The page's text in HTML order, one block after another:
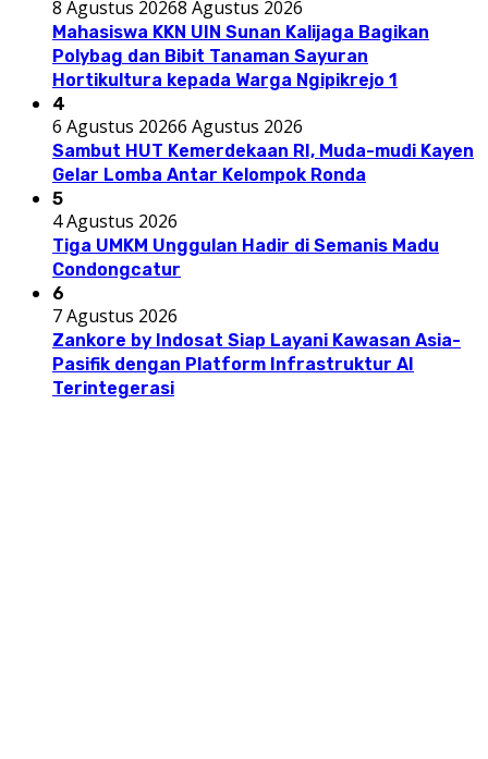
8 Agustus 20268 Agustus 2026
Mahasiswa KKN UIN Sunan Kalijaga Bagikan
Polybag dan Bibit Tanaman Sayuran
Hortikultura kepada Warga Ngipikrejo 1
4
6 Agustus 20266 Agustus 2026
Sambut HUT Kemerdekaan RI, Muda-mudi Kayen
Gelar Lomba Antar Kelompok Ronda
5
4 Agustus 2026
Tiga UMKM Unggulan Hadir di Semanis Madu
Condongcatur
6
7 Agustus 2026
Zankore by Indosat Siap Layani Kawasan Asia-
Pasifik dengan Platform Infrastruktur AI
Terintegerasi